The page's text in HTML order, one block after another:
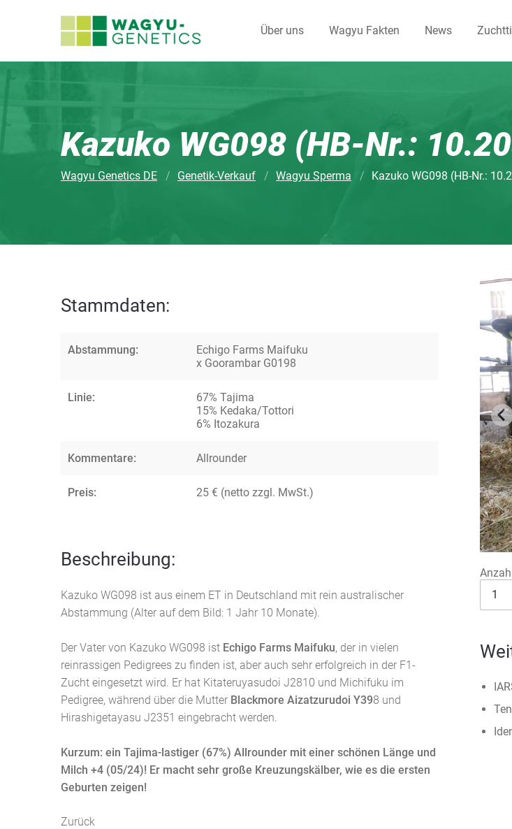
Über uns Wagyu Fakten News
Kazuko WG098 (HB-Nr.:
Wagyu Genetics DE Genetik-Verkauf Wagyu Sperma Kazuko WG098 (HB-Nr.:
Stammdaten:
Abstammung:
Echigo Farms Maifuku
x Goorambar G0198
Linie:
67% Tajima
15% Kedaka/Tottori
6% Itozakura
Kommentare: Allrounder
Preis: 25 € (netto zzgl. MwSt.)
Beschreibung:
Kazuko WG098 ist aus einem ET in Deutschland mit rein australischer
Abstammung (Alter auf dem Bild: 1 Jahr 10 Monate).
Der Vater von Kazuko WG098 ist Echigo Farms Maifuku, der in vielen
reinrassigen Pedigrees zu finden ist, aber auch sehr erfolgreich in der F1-
Zucht eingesetzt wird. Er hat Kitateruyasudoi J2810 und Michifuku im
Pedigree, während über die Mutter Blackmore Aizatzurudoi Y398 und
Hirashigetayasu J2351 eingebracht werden.
Kurzum: ein Tajima-lastiger (67%) Allrounder mit einer schönen Länge und
Milch +4 (05/24)! Er macht sehr große Kreuzungskälber, wie es die ersten
Geburten zeigen!
Zurück